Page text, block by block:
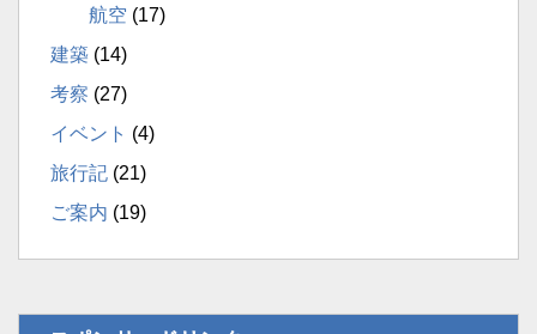
航空 (17)
建築 (14)
考察 (27)
イベント (4)
旅行記 (21)
ご案内 (19)